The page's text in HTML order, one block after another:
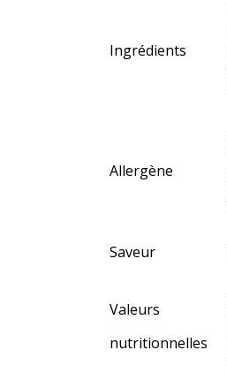
Ingrédients
Allergène
Saveur
Valeurs
nutritionnelles